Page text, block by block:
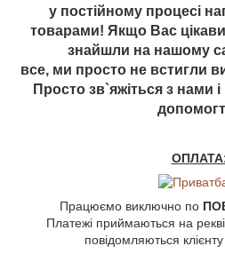
у постійному процесі
товарами! Якщо Вас
знайшли на нашому
все, ми просто не встигли
Просто зв`яжіться з нами
Працюємо виключно по
Платежі приймаються на
повідомляються